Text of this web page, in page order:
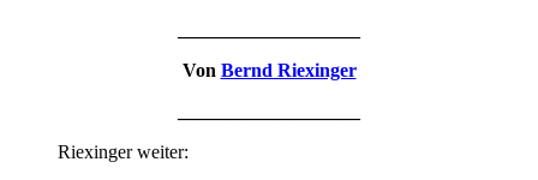
Von Bernd Riexinger
Riexinger weiter: